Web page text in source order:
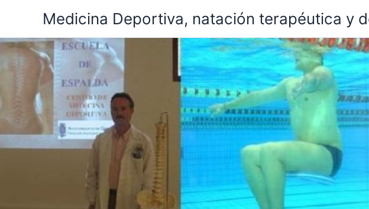
contenido
Medicina Deportiva, natación terapéutica y